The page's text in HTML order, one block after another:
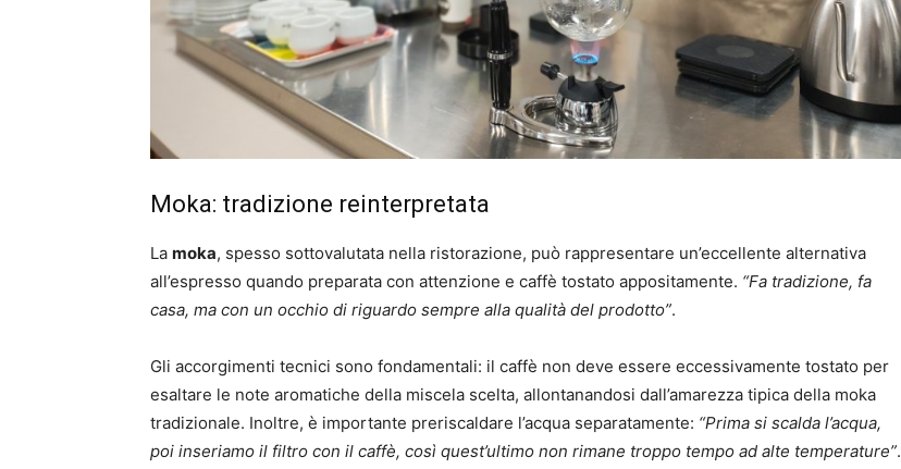
Moka: tradizione reinterpretata
La moka, spesso sottovalutata nella ristorazione, può rappresentare un’eccellente alternativa
all’espresso quando preparata con attenzione e caffè tostato appositamente. “Fa tradizione, fa
casa, ma con un occhio di riguardo sempre alla qualità del prodotto”.
Gli accorgimenti tecnici sono fondamentali: il caffè non deve essere eccessivamente tostato per
esaltare le note aromatiche della miscela scelta, allontanandosi dall’amarezza tipica della moka
tradizionale. Inoltre, è importante preriscaldare l’acqua separatamente: “Prima si scalda l’acqua,
poi inseriamo il filtro con il caffè, così quest’ultimo non rimane troppo tempo ad alte temperature”.